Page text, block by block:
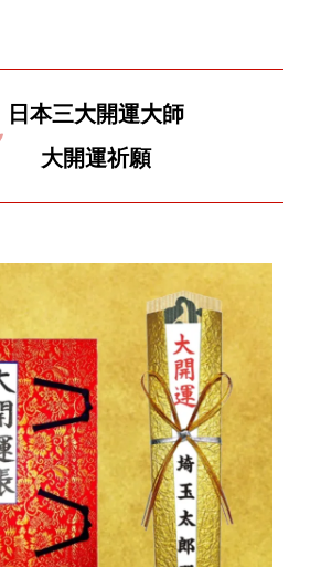
日本三大開運大師
大開運祈願